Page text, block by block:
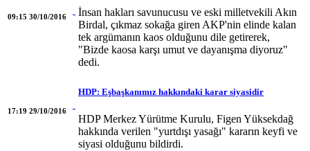
09:15 30/10/2016
İnsan hakları savunucusu ve eski milletvekili Akın
Birdal, çıkmaz sokağa giren AKP'nin elinde kalan
tek argümanın kaos olduğunu dile getirerek,
"Bizde kaosa karşı umut ve dayanışma diyoruz"
dedi.
17:19 29/10/2016
HDP: Eşbaşkanımız hakkındaki karar siyasidir
HDP Merkez Yürütme Kurulu, Figen Yüksekdağ
hakkında verilen "yurtdışı yasağı" kararın keyfi ve
siyasi olduğunu bildirdi.